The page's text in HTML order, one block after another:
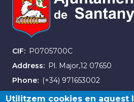
CIF
P0705700C
Address
Pl. Major,12 07650
Phone
(+34) 971653002
Fax (+34) 971163007
Utilitzem cookies en aquest